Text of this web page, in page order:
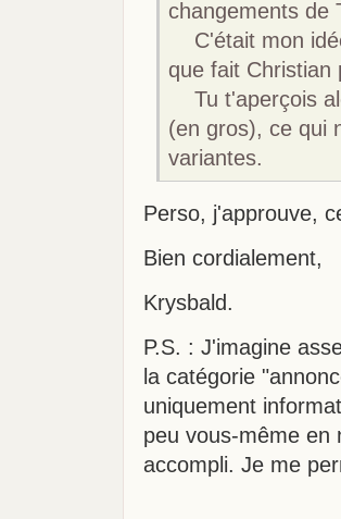
changements de
C'était mon
que fait Christian
Tu t'aperçois
(en gros), ce qui
variantes.
Perso, j'approuve,
Bien cordialement,
Krysbald.
P.S. : J'imagine
la catégorie
uniquement
peu vous-même en
accompli. Je me